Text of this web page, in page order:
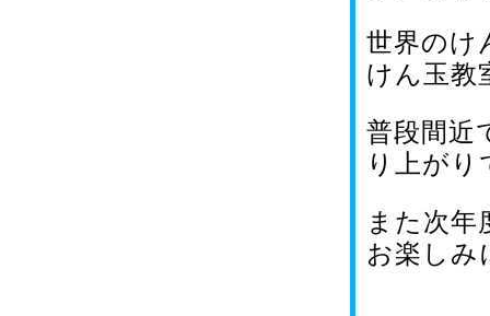
世界のけ
けん玉教
普段間近
り上がり
また次
お楽しみ